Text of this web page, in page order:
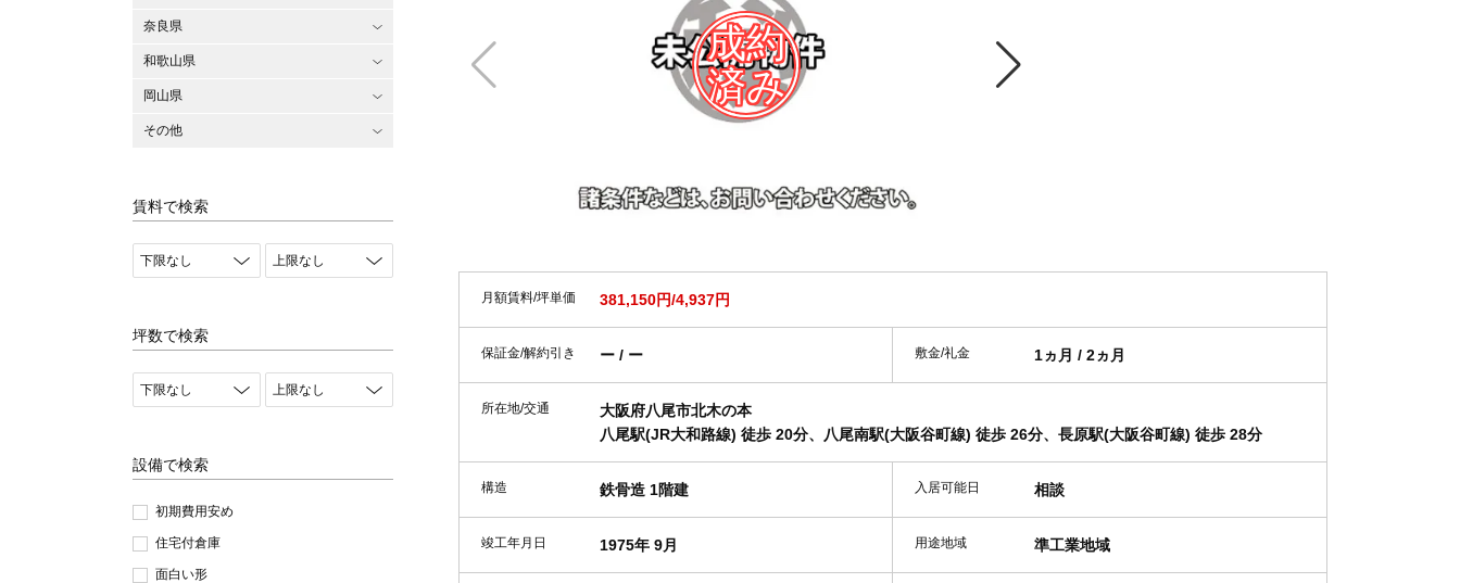
月額賃料/坪単価 381,150円/4,937円
保証金/解約引き ー / ー 敷金/礼金 1ヵ月 / 2ヵ月
所在地/交通
大阪府八尾市北木の本
八尾駅(JR大和路線) 徒歩 20分、八尾南駅(大阪谷町線) 徒歩 26分、長原駅(大阪谷町線) 徒歩 28分
構造 鉄骨造 1階建 入居可能日 相談
竣工年月日 1975年 9月 用途地域 準工業地域
奈良県
和歌山県
岡山県
その他
賃料で検索
坪数で検索
設備で検索
初期費用安め
住宅付倉庫
面白い形